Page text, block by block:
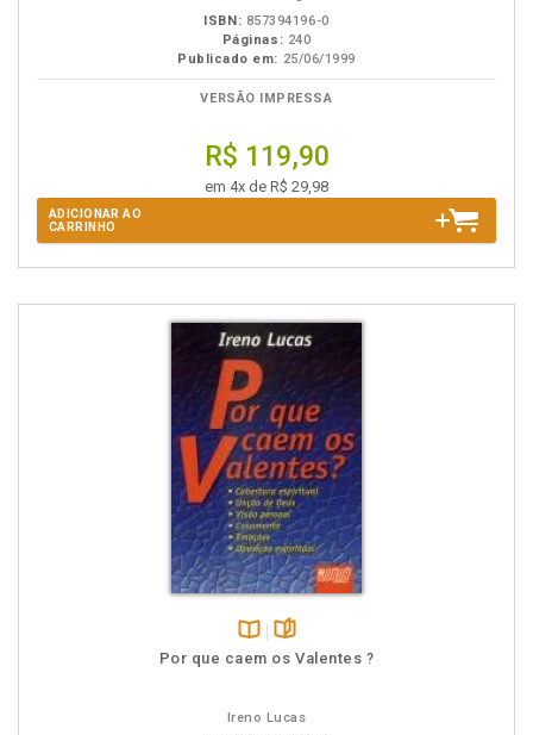
ISBN: 857394196-0
Páginas: 240
Publicado em: 25/06/1999
VERSÃO IMPRESSA
R$ 119,90
em 4x de R$ 29,98
ADICIONAR AO
CARRINHO
Disponível
páginas
Por que caem os Valentes ?
Ireno Lucas